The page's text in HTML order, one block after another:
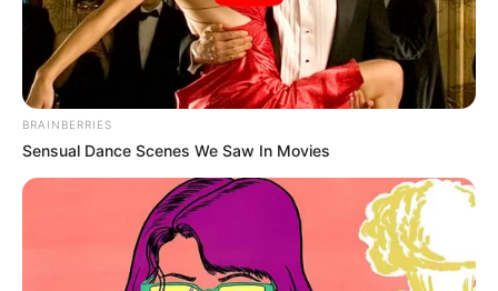
BRAINBERRIES
Sensual Dance Scenes We Saw In Movies